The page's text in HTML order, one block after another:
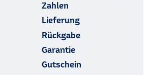
Zahlen
Lieferung
Rückgabe
Garantie
Gutschein